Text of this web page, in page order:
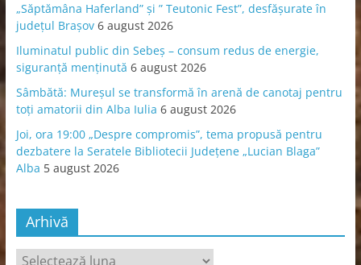
„Săptămâna Haferland” și ” Teutonic Fest”, desfășurate în
județul Brașov 6 august 2026
Iluminatul public din Sebeș – consum redus de energie,
siguranță menținută 6 august 2026
Sâmbătă: Mureșul se transformă în arenă de canotaj pentru
toți amatorii din Alba Iulia 6 august 2026
Joi, ora 19:00 „Despre compromis”, tema propusă pentru
dezbatere la Seratele Bibliotecii Județene „Lucian Blaga”
Alba 5 august 2026
Arhivă
Arhivă